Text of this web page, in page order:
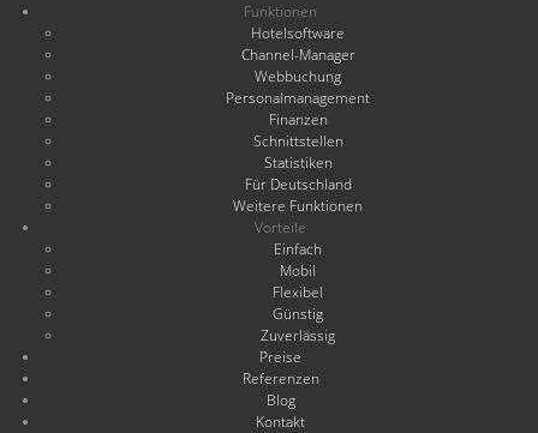
Funktionen
Hotelsoftware
Channel-Manager
Webbuchung
Personalmanagement
Finanzen
Schnittstellen
Statistiken
Für Deutschland
Weitere Funktionen
Vorteile
Einfach
Mobil
Flexibel
Günstig
Zuverlässig
Preise
Referenzen
Blog
Kontakt